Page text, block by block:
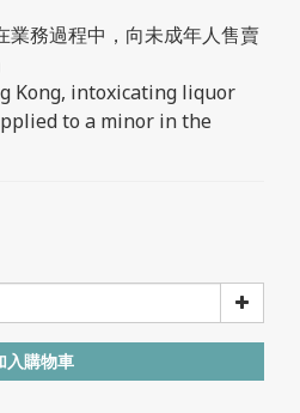
業務過程中，向未成年人售賣
Kong, intoxicating liquor
to a minor in the
入購物車